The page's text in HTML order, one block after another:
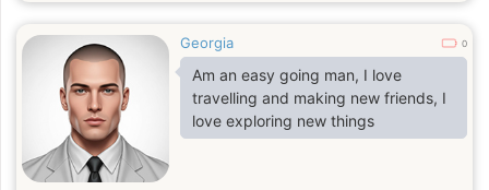
Georgia 0
Am an easy going man, I love
travelling and making new friends, I
love exploring new things